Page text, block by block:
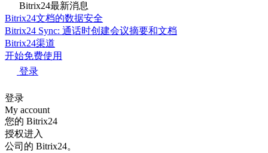
Bitrix24最新消息
Bitrix24文档的数据安全
Bitrix24 Sync: 通话时创建会议摘要和文档
Bitrix24渠道
开始免费使用
登录
登录
My account
您的 Bitrix24
授权进入
公司的 Bitrix24。